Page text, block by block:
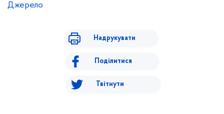
Джерело
Надрукувати
Поділитися
Твітнути